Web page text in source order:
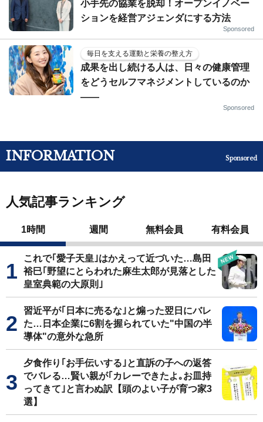
小手先の協業を脱却！オープンイノベー
ションを経営アジェンダにする方法
Sponsored
毎日を支える運動と栄養の整え方
成果を出し続ける人は、日々の健康管理
をどうセルフマネジメントしているのか
——
Sponsored
INFORMATION Sponsored
人気記事ランキング
1時間 週間 無料会員 有料会員
これで｢愛子天皇｣はかえって近づいた…島田
裕巳｢野望にとらわれた麻生太郎が見落とした
皇室典範の大原則｣
習近平が｢日本に売るな｣と煽った翌日にバレ
た…日本企業に6割を握られていた"中国の半
導体"の意外な急所
夕食作り｢お手伝いする｣と直訴の子への返答
でバレる…賢い親が｢カレーできたよ｡お皿持
ってきて｣と言わぬ訳【頭のよい子が育つ家3
選】